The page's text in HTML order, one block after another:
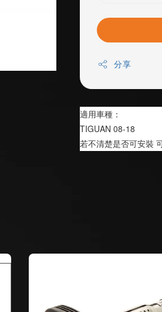
分享
適用車種：
TIGUAN 08-18
若不清楚是否可安裝